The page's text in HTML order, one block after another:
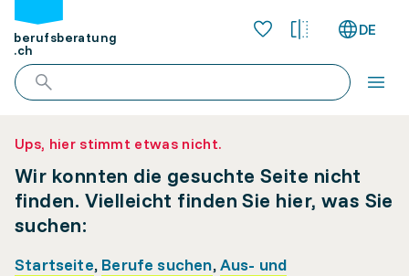
berufsberatung
.ch
DE
Ups, hier stimmt etwas nicht.
Wir konnten die gesuchte Seite nicht
finden. Vielleicht finden Sie hier, was Sie
suchen:
Startseite, Berufe suchen,Aus- und